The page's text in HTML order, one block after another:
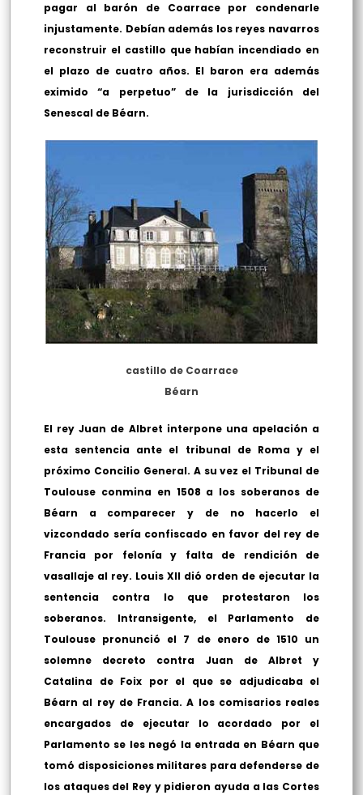
pagar al barón de Coarrace por condenarle
injustamente. Debían además los reyes navarros
reconstruir el castillo que habían incendiado en
el plazo de cuatro años. El baron era además
eximido “a perpetuo” de la jurisdicción del
Senescal de Béarn.
castillo de Coarrace
Béarn
El rey Juan de Albret interpone una apelación a
esta sentencia ante el tribunal de Roma y el
próximo Concilio General. A su vez el Tribunal de
Toulouse conmina en 1508 a los soberanos de
Béarn a comparecer y de no hacerlo el
vizcondado sería confiscado en favor del rey de
Francia por felonía y falta de rendición de
vasallaje al rey. Louis XII dió orden de ejecutar la
sentencia contra lo que protestaron los
soberanos. Intransigente, el Parlamento de
Toulouse pronunció el 7 de enero de 1510 un
solemne decreto contra Juan de Albret y
Catalina de Foix por el que se adjudicaba el
Béarn al rey de Francia. A los comisarios reales
encargados de ejecutar lo acordado por el
Parlamento se les negó la entrada en Béarn que
tomó disposiciones militares para defenderse de
los ataques del Rey y pidieron ayuda a las Cortes